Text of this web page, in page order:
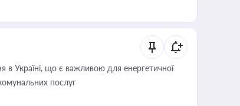
в Україні, що є важливою для енергетичної
послуг